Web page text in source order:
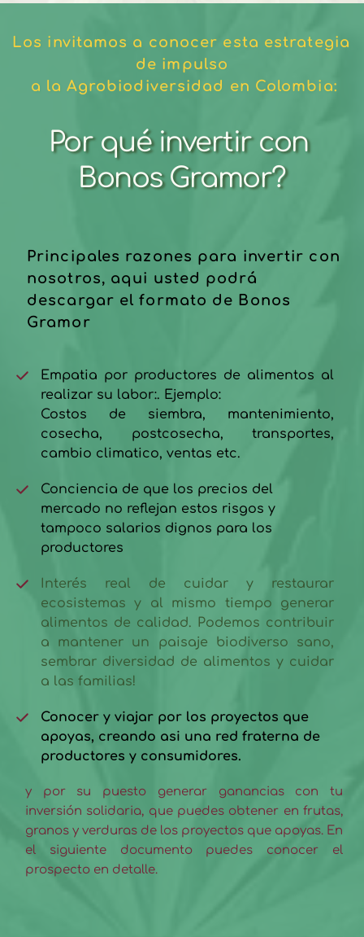
Los invitamos a conocer esta estrategia
de impulso
a la Agrobiodiversidad en Colombia:
Por qué invertir con
Bonos Gramor?
Principales razones para invertir con
nosotros, aqui usted podrá
descargar el formato de Bonos
Gramor
Empatia por productores de alimentos al
realizar su labor:. Ejemplo:
Costos de siembra, mantenimiento,
cosecha, postcosecha, transportes,
cambio climatico, ventas etc.
Conciencia de que los precios del
mercado no reflejan estos risgos y
tampoco salarios dignos para los
productores
Interés real de cuidar y restaurar
ecosistemas y al mismo tiempo generar
alimentos de calidad. Podemos contribuir
a mantener un paisaje biodiverso sano,
sembrar diversidad de alimentos y cuidar
a las familias!
Conocer y viajar por los proyectos que
apoyas, creando asi una red fraterna de
productores y consumidores.
y por su puesto generar ganancias con tu
inversión solidaria, que puedes obtener en frutas,
granos y verduras de los proyectos que apoyas. En
el siguiente documento puedes conocer el
prospecto en detalle.